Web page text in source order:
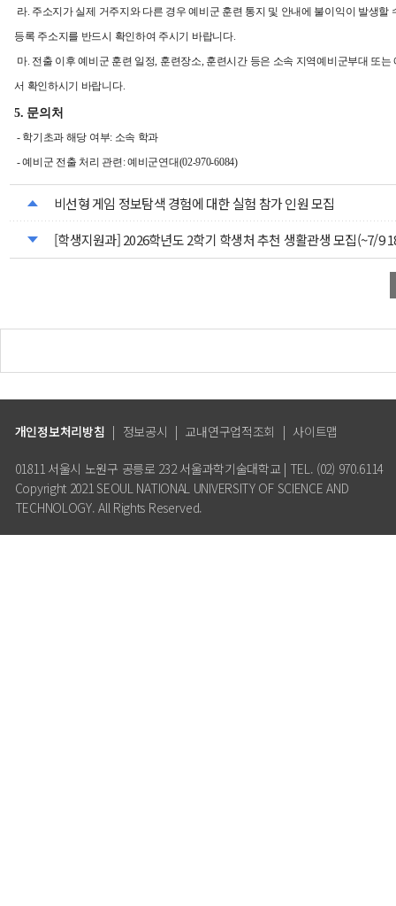
라. 주소지가 실제 거주지와 다른 경우 예비군 훈련 통지 및 안내에 불이익이 발생할
등록 주소지를 반드시 확인하여 주시기 바랍니다.
마. 전출 이후 예비군 훈련 일정, 훈련장소, 훈련시간 등은 소속 지역예비군부대 또는
서 확인하시기 바랍니다.
5. 문의처
- 학기초과 해당 여부: 소속 학과
- 예비군 전출 처리 관련: 예비군연대(02-970-6084)
비선형 게임 정보탐색 경험에 대한 실험 참가 인원 모집
[학생지원과] 2026학년도 2학기 학생처 추천 생활관생 모집(~7/9
개인정보처리방침 | 정보공시 | 교내연구업적조회 | 사이트맵
01811 서울시 노원구 공릉로 232 서울과학기술대학교 | TEL. (02) 970.6114
Copyright 2021 SEOUL NATIONAL UNIVERSITY OF SCIENCE AND
TECHNOLOGY. All Rights Reserved.